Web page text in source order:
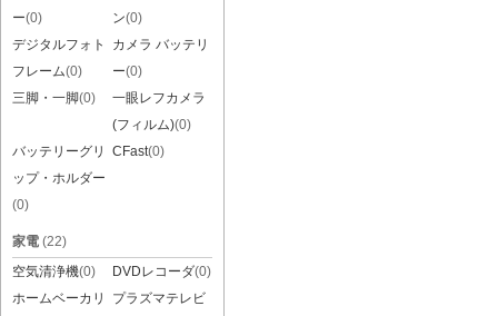
ー(0)
ン(0)
デジタルフォト
フレーム(0)
カメラ バッテリ
ー(0)
三脚・一脚(0)
一眼レフカメラ
(フィルム)(0)
バッテリーグリ
ップ・ホルダー
(0)
CFast(0)
家電 (22)
空気清浄機(0) DVDレコーダ(0)
ホームベーカリ
プラズマテレビ